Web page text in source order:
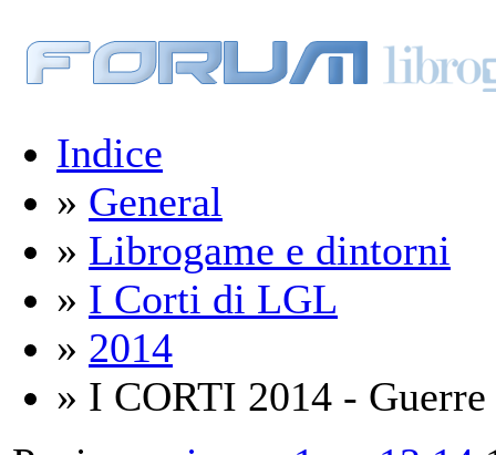
Indice
» General
» Librogame e dintorni
» I Corti di LGL
» 2014
» I CORTI 2014 -